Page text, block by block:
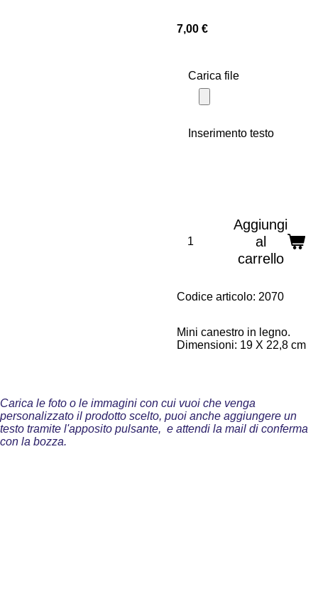
7,00 €
Carica file
Inserimento testo
Aggiungi
al
carrello
Codice articolo: 2070
Mini canestro in legno.
Dimensioni: 19 X 22,8 cm
Carica le foto o le immagini con cui vuoi che venga
personalizzato il prodotto scelto, puoi anche aggiungere un
testo tramite l'apposito pulsante, e attendi la mail di conferma
con la bozza.